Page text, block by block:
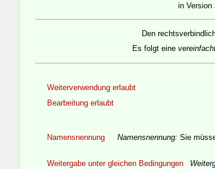
in Version
Den
Es folgt eine
Weiterverwendung erlaubt
Bearbeitung erlaubt
Namensnennung
Namensnennung: Sie
Weitergabe unter gleichen Bedingungen